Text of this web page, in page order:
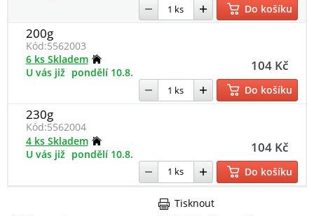
Do košíku
200g
Kód:5562003
104 Kč
6 ks Skladem
U vás již pondělí 10.8.
Do košíku
230g
Kód:5562004
104 Kč
4 ks Skladem
U vás již pondělí 10.8.
Do košíku
Tisknout